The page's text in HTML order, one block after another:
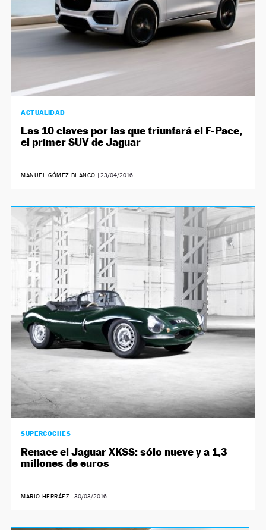
ACTUALIDAD
Las 10 claves por las que triunfará el F-Pace,
el primer SUV de Jaguar
MANUEL GÓMEZ BLANCO | 23/04/2016
SUPERCOCHES
Renace el Jaguar XKSS: sólo nueve y a 1,3
millones de euros
MARIO HERRÁEZ |30/03/2016